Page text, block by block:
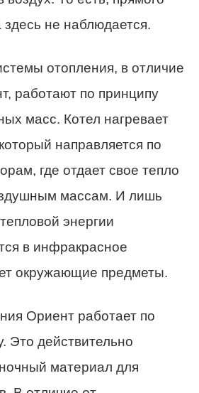
здесь не наблюдается.
отопления, в отличие
работают по принципу
масс. Котел нагревает
направляется по
где отдает свое тепло
массам. И лишь
энергии
в инфракрасное
окружающие предметы.
Ориент работает по
Это действительно
материал для